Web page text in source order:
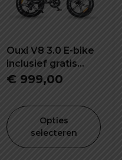
Ouxi V8 3.0 E-bike
inclusief gratis
alarm, achterzitje
€ 999,00
Opties
selecteren